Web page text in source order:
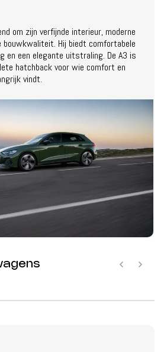
om zijn verfijnde interieur, moderne
Hij biedt comfortabele
en een elegante uitstraling. De A3 is
hatchback voor wie comfort en
vindt.